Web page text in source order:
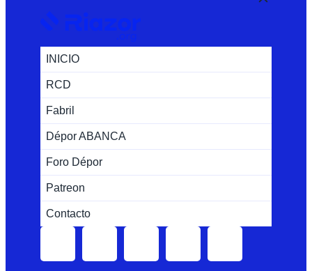
INICIO
RCD
Fabril
Dépor ABANCA
Foro Dépor
Patreon
Contacto